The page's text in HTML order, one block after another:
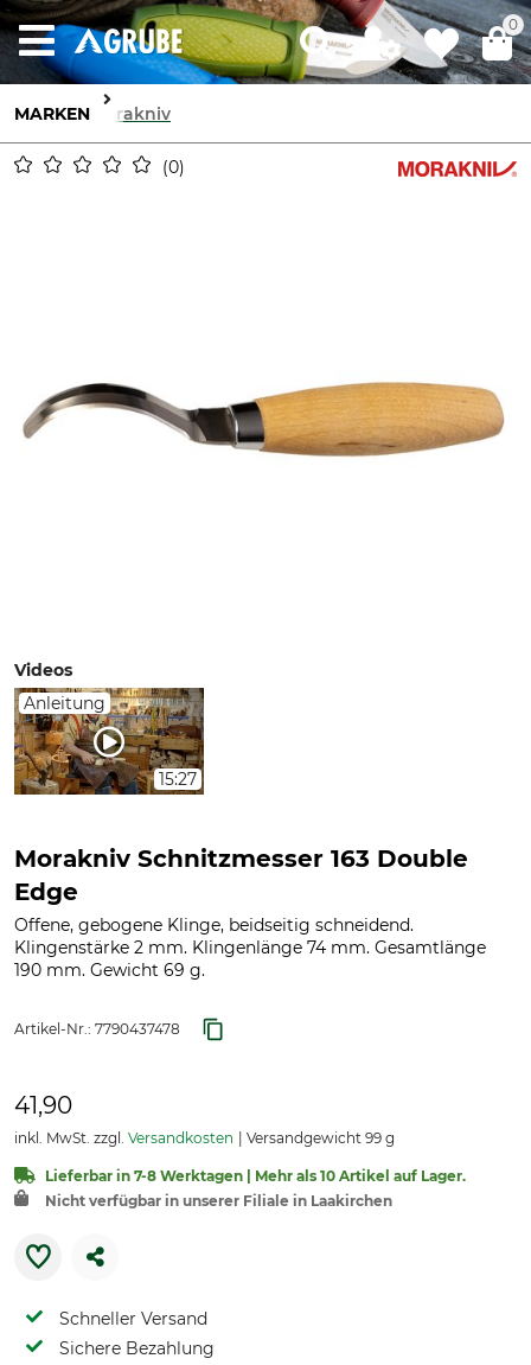
0
MARKEN Morakniv
0
Videos
Anleitung
15:27
Morakniv Schnitzmesser 163 Double
Edge
Offene, gebogene Klinge, beidseitig schneidend.
Klingenstärke 2 mm. Klingenlänge 74 mm. Gesamtlänge
190 mm. Gewicht 69 g.
Artikel-Nr.: 7790437478
41,90
inkl. MwSt. zzgl. Versandkosten Versandgewicht 99 g
Lieferbar in 7-8 Werktagen | Mehr als 10 Artikel auf Lager.
Nicht verfügbar in unserer Filiale in Laakirchen
Schneller Versand
Sichere Bezahlung